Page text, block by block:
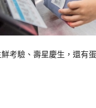
考驗、壽星慶生，還有